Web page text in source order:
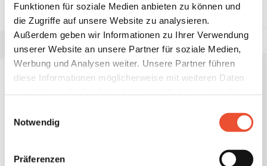
Funktionen für soziale Medien anbieten zu können und
die Zugriffe auf unsere Website zu analysieren.
Außerdem geben wir Informationen zu Ihrer Verwendung
unserer Website an unsere Partner für soziale Medien,
Werbung und Analysen weiter. Unsere Partner führen
diese Informationen möglicherweise mit weiteren Daten
haben. Details finden Sie unter
UnsereDatenschutzbestimmungen s.
Notwendig
Präferenzen
107.750t
CO2 reduziert
88GWh
gespeicherter Strom
3.790
Ladepunkte
30.300MWh
KLUUB MWh gehandelt